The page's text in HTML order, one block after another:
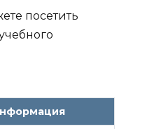
посетить